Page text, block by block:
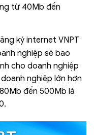
từ 40Mb đến
ký internet VNPT
nghiệp sẽ bao
cho doanh nghiệp
nghiệp lớn hơn
đến 500Mb là